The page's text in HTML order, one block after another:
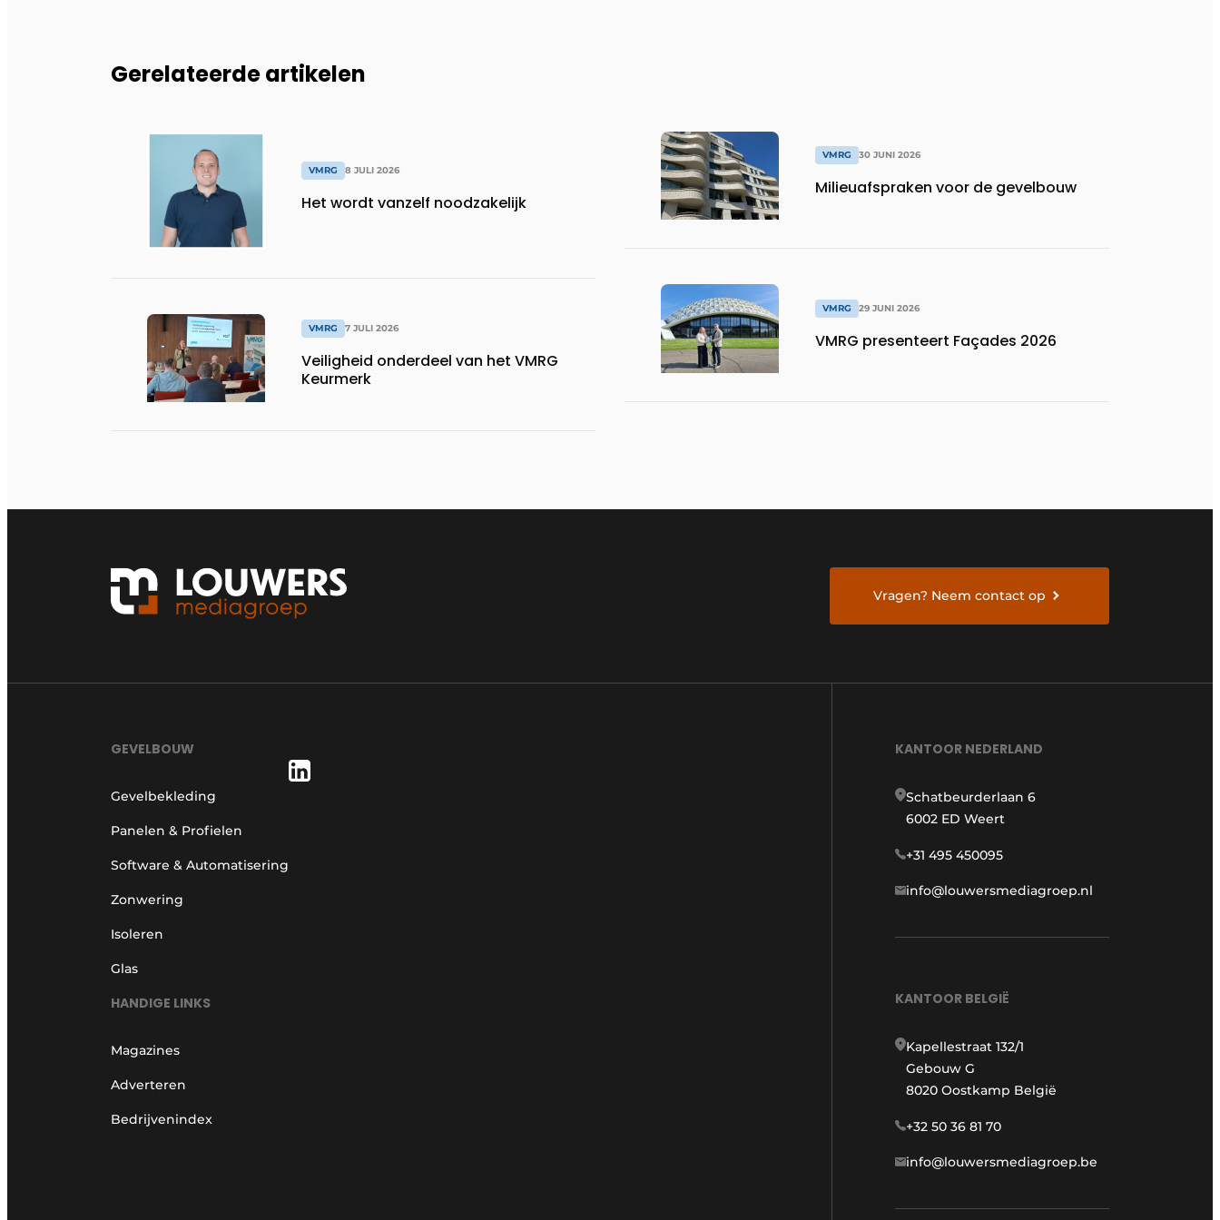
Gerelateerde artikelen
VMRG 8 JULI 2026
Het wordt vanzelf noodzakelijk
VMRG 7 JULI 2026
Veiligheid onderdeel van het VMRG
Keurmerk
VMRG 30 JUNI 2026
Milieuafspraken voor de gevelbouw
VMRG 29 JUNI 2026
VMRG presenteert Façades 2026
Vragen? Neem contact op
GEVELBOUW
Gevelbekleding
Panelen & Profielen
Software & Automatisering
Zonwering
Isoleren
Glas
HANDIGE LINKS
Magazines
Adverteren
Bedrijvenindex
KANTOOR NEDERLAND
Schatbeurderlaan 6
6002 ED Weert
+31 495 450095
info@louwersmediagroep.nl
KANTOOR BELGIË
Kapellestraat 132/1
Gebouw G
8020 Oostkamp België
+32 50 36 81 70
info@louwersmediagroep.be